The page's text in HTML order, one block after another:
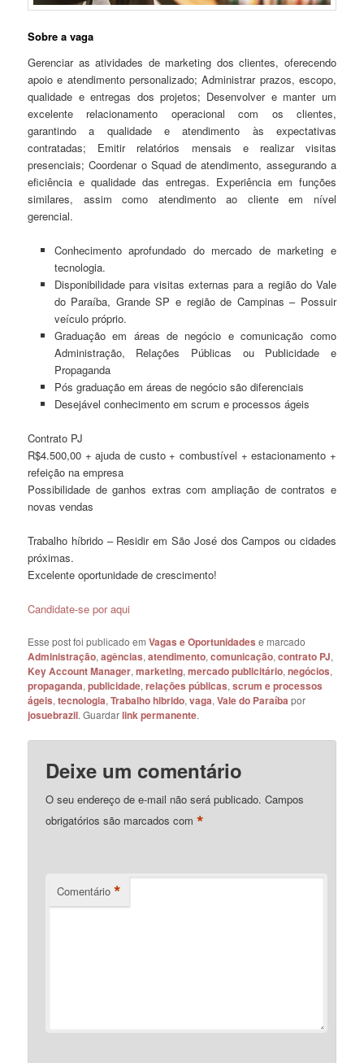
Sobre a vaga
Gerenciar as atividades de marketing dos clientes, oferecendo
apoio e atendimento personalizado; Administrar prazos, escopo,
qualidade e entregas dos projetos; Desenvolver e manter um
excelente relacionamento operacional com os clientes,
garantindo a qualidade e atendimento às expectativas
contratadas; Emitir relatórios mensais e realizar visitas
presenciais; Coordenar o Squad de atendimento, assegurando a
eficiência e qualidade das entregas. Experiência em funções
similares, assim como atendimento ao cliente em nível
gerencial.
Conhecimento aprofundado do mercado de marketing e
tecnologia.
Disponibilidade para visitas externas para a região do Vale
do Paraíba, Grande SP e região de Campinas – Possuir
veículo próprio.
Graduação em áreas de negócio e comunicação como
Administração, Relações Públicas ou Publicidade e
Propaganda
Pós graduação em áreas de negócio são diferenciais
Desejável conhecimento em scrum e processos ágeis
Contrato PJ
R$4.500,00 + ajuda de custo + combustível + estacionamento +
refeição na empresa
Possibilidade de ganhos extras com ampliação de contratos e
novas vendas
Trabalho híbrido – Residir em São José dos Campos ou cidades
próximas.
Excelente oportunidade de crescimento!
Candidate-se por aqui
Esse post foi publicado emVagas e Oportunidades e marcado
Administração,agências,atendimento,comunicação,contrato PJ,
Key Account Manager,marketing,mercado publicitário,negócios,
propaganda,publicidade,relações públicas,scrum e processos
ágeis,tecnologia,Trabalho hibrido,vaga,Vale do Paraíba por
josuebrazil. Guardarlink permanente.
Deixe um comentário
O seu endereço de e-mail não será publicado. Campos
obrigatórios são marcados com*
Comentário *